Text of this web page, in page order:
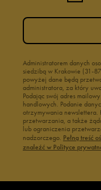
Administratorem danych
siedzibą w Krakowie (31-
powyżej dane będą
administratora, za który
Podając swój adres
handlowych. Podanie
otrzymywania newslettera.
przetwarzania, a także
lub ograniczenia
nadzorczego. Pełną treść
znaleźć w Polityce